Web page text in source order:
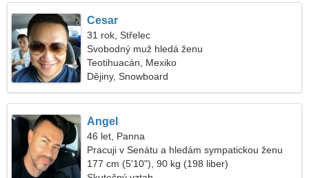
Cesar
31 rok, Střelec
Svobodný muž hledá ženu
Teotihuacán, Mexiko
Dějiny, Snowboard
Angel
46 let, Panna
Pracuji v Senátu a hledám sympatickou ženu
177 cm (5'10"), 90 kg (198 liber)